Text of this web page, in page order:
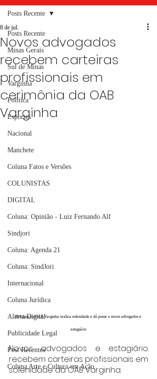
Posts Recente
Minas Gerais
Sul de Minas
Varginha
Política
Esportes
Nacional
Manchete
Coluna Fatos e Versões
COLUNISTAS
DIGITAL
Coluna: Opinião - Luiz Fernando Alf
Sindjori
Coluna: Agenda 21
Coluna: SindJori
Internacional
Coluna Jurídica
Alerta Digital
Publicidade Legal
Post Recentes
Coluna Arte e Cultura em Ação
Posts Recente
Novos advogados
recebem carteiras
profissionais em
cerimônia da OAB
Varginha
8 de jul.
Divulgação/OAB Varginha realiza solenidade e dá posse a novos advogados e
estagiário
Novos advogados e estagiário
recebem carteiras profissionais em
solenidade da OAB Varginha.